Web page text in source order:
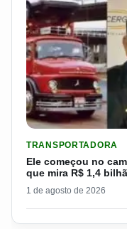
TRANSPORTADORA
Ele começou no
que mira R$ 1,4
1 de agosto de 2026